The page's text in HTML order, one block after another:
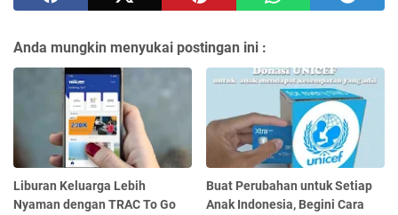
Anda mungkin menyukai postingan ini :
Liburan Keluarga Lebih
Nyaman dengan TRAC To Go
Buat Perubahan untuk Setiap
Anak Indonesia, Begini Cara